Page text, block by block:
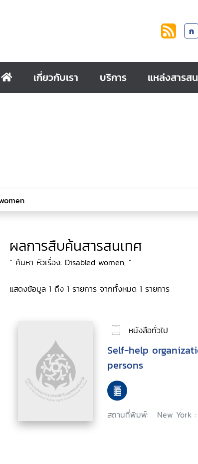
ก
เกี่ยวกับเรา บริการ แหล่งสารส
ผลการสืบค้นสารสนเทศ
“ ค้นหา หัวเรื่อง: Disabled women, ”
แสดงข้อมูล 1 ถึง 1 รายการ จากทั้งหมด 1 รายการ
หนังสือทั่วไป
Self-help
persons
สถานที่พิมพ์: New York